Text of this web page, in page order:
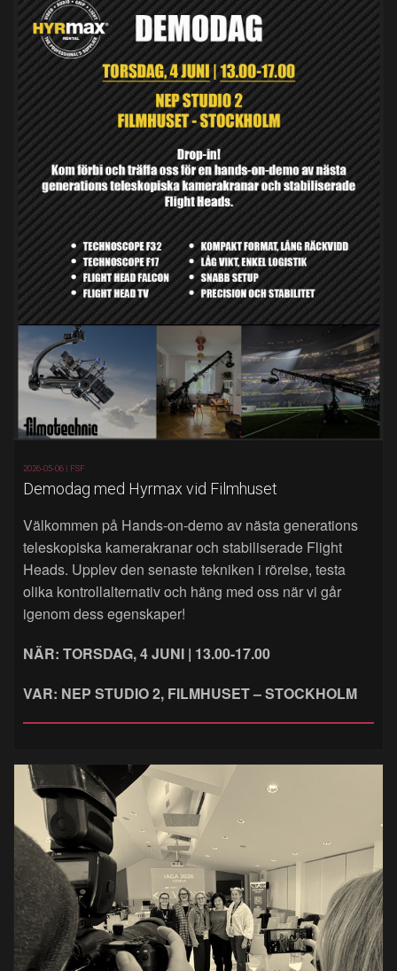
2026-05-06 | FSF
Demodag med Hyrmax vid Filmhuset
Välkommen på Hands‑on‑demo av nästa generations
teleskopiska kamerakranar och stabiliserade Flight
Heads. Upplev den senaste tekniken i rörelse, testa
olika kontrollalternativ och häng med oss när vi går
igenom dess egenskaper!
NÄR: TORSDAG, 4 JUNI | 13.00-17.00
VAR: NEP STUDIO 2, FILMHUSET – STOCKHOLM